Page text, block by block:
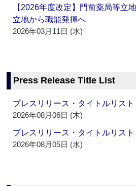
【2026年度改定】門前薬局等立
立地から職能発揮へ
2026年03月11日 (水)
Press Release Title List
プレスリリース・タイトルリス
2026年08月06日 (木)
プレスリリース・タイトルリス
2026年08月05日 (水)